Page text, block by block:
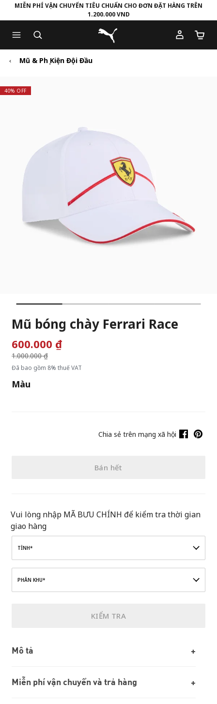
to
Main
content
to
Footer
Content
MIỄN PHÍ VẬN CHUYỂN TIÊU CHUẨN CHO ĐƠN ĐẶT HÀNG TRÊN
1.200.000 VND
Puma Trang chủ
Số
Mũ & Phụ Kiện Đội Đầu
40% OFF
Mũ bóng chày Ferrari Race
600.000 ₫Giá giảm từ
1.000.000 ₫
đến
Đã bao gồm 8% thuế VAT
Màu
Chia sẻ trên mạng xã hội
Bán hết
Vui lòng nhập MÃ BƯU CHÍNH để kiểm tra thời gian
giao hàng
TỈNH*
PHÂN KHU*
KIỂM TRA
Mô tả
Miễn phí vận chuyển và trả hàng